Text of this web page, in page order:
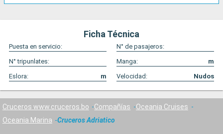
Ficha Técnica
Puesta en servicio:
N° de pasajeros:
N° tripunlates:
Manga:
m
Eslora:
m Velocidad: Nudos
Cruceros www.cruceros.bo Compañías
Oceania Cruises
Oceania Marina
Cruceros Adriatico